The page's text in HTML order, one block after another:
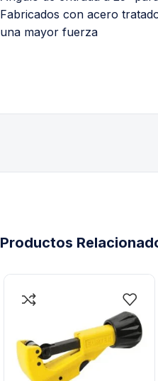
Fabricados con acero
una mayor fuerza
Productos